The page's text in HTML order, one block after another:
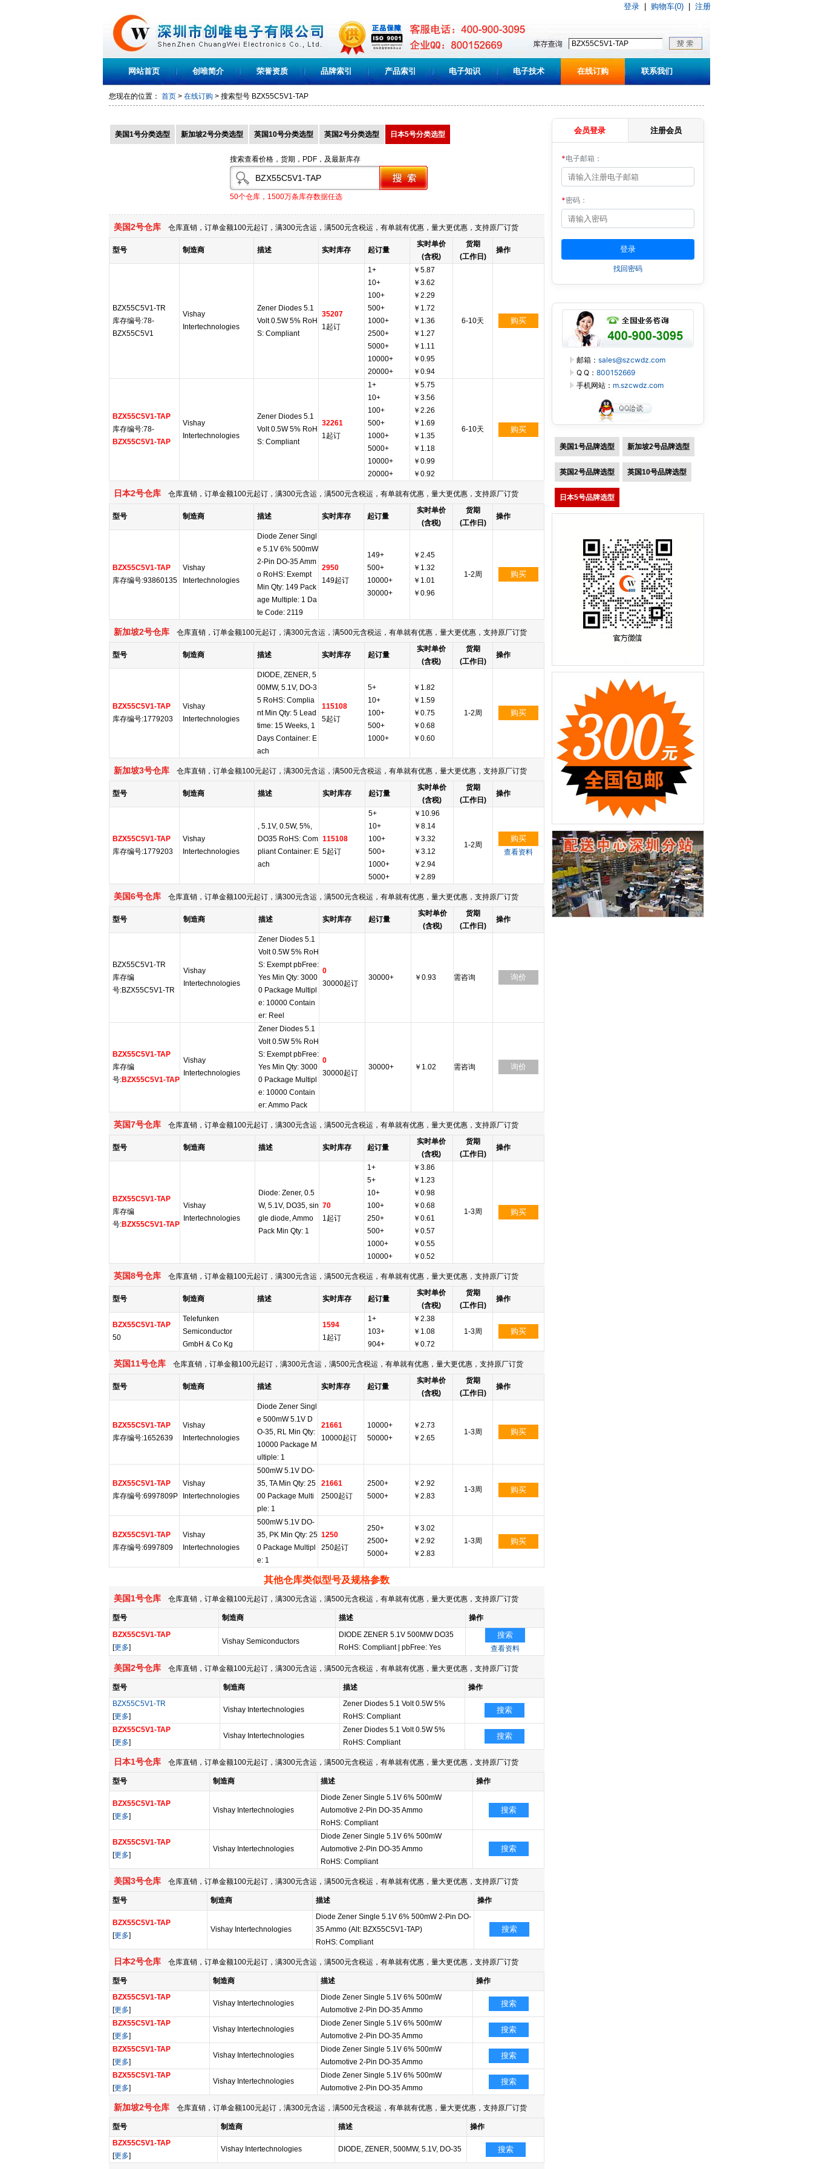
登录 购物车(0) 注册
网站首页 创唯简介 荣誉资质 品牌索引 产品索引 电子知识 电子技术 在线订购 联系我们
您现在的位置： 首页 > 在线订购 > 搜索型号 BZX55C5V1-TAP
美国1号分类选型 新加坡2号分类选型 英国10号分类选型 英国2号分类选型 日本5号分类选型
搜索查看价格，货期，PDF，及最新库存
50个仓库，1500万条库存数据任选
美国2号仓库 仓库直销，订单金额100元起订，满300元含运，满500元含税运，有单就有优惠，量大更优惠，支持原厂订货
型号 制造商 描述 实时库存 起订量
实时单价
(含税)
货期
(工作日)
操作
BZX55C5V1-TR
库存编号:78-
BZX55C5V1
Vishay
Intertechnologies
Zener Diodes 5.1
Volt 0.5W 5% RoH
S: Compliant
35207
1起订
1+
10+
100+
500+
1000+
2500+
5000+
10000+
20000+
￥5.87
￥3.62
￥2.29
￥1.72
￥1.36
￥1.27
￥1.11
￥0.95
￥0.94
6-10天 购买
BZX55C5V1-TAP
库存编号:78-
BZX55C5V1-TAP
Vishay
Intertechnologies
Zener Diodes 5.1
Volt 0.5W 5% RoH
S: Compliant
32261
1起订
1+
10+
100+
500+
1000+
5000+
10000+
20000+
￥5.75
￥3.56
￥2.26
￥1.69
￥1.35
￥1.18
￥0.99
￥0.92
6-10天 购买
日本2号仓库 仓库直销，订单金额100元起订，满300元含运，满500元含税运，有单就有优惠，量大更优惠，支持原厂订货
型号 制造商 描述 实时库存 起订量
实时单价
(含税)
货期
(工作日)
操作
BZX55C5V1-TAP
库存编号:93860135
Vishay
Intertechnologies
Diode Zener Singl
e 5.1V 6% 500mW
2-Pin DO-35 Amm
o RoHS: Exempt
Min Qty: 149 Pack
age Multiple: 1 Da
te Code: 2119
2950
149起订
149+
500+
10000+
30000+
￥2.45
￥1.32
￥1.01
￥0.96
1-2周 购买
新加坡2号仓库 仓库直销，订单金额100元起订，满300元含运，满500元含税运，有单就有优惠，量大更优惠，支持原厂订货
型号 制造商 描述 实时库存 起订量
实时单价
(含税)
货期
(工作日)
操作
BZX55C5V1-TAP
库存编号:1779203
Vishay
Intertechnologies
DIODE, ZENER, 5
00MW, 5.1V, DO-3
5 RoHS: Complia
nt Min Qty: 5 Lead
time: 15 Weeks, 1
Days Container: E
ach
115108
5起订
5+
10+
100+
500+
1000+
￥1.82
￥1.59
￥0.75
￥0.68
￥0.60
1-2周 购买
新加坡3号仓库 仓库直销，订单金额100元起订，满300元含运，满500元含税运，有单就有优惠，量大更优惠，支持原厂订货
型号 制造商 描述 实时库存 起订量
实时单价
(含税)
货期
(工作日)
操作
BZX55C5V1-TAP
库存编号:1779203
Vishay
Intertechnologies
, 5.1V, 0.5W, 5%,
DO35 RoHS: Com
pliant Container: E
ach
115108
5起订
5+
10+
100+
500+
1000+
5000+
￥10.96
￥8.14
￥3.32
￥3.12
￥2.94
￥2.89
1-2周
购买
查看资料
美国6号仓库 仓库直销，订单金额100元起订，满300元含运，满500元含税运，有单就有优惠，量大更优惠，支持原厂订货
型号 制造商 描述 实时库存 起订量
实时单价
(含税)
货期
(工作日)
操作
BZX55C5V1-TR
库存编
号:BZX55C5V1-TR
Vishay
Intertechnologies
Zener Diodes 5.1
Volt 0.5W 5% RoH
S: Exempt pbFree:
Yes Min Qty: 3000
0 Package Multipl
e: 10000 Contain
er: Reel
0
30000起订
30000+ ￥0.93 需咨询 询价
BZX55C5V1-TAP
库存编
号:BZX55C5V1-TAP
Vishay
Intertechnologies
Zener Diodes 5.1
Volt 0.5W 5% RoH
S: Exempt pbFree:
Yes Min Qty: 3000
0 Package Multipl
e: 10000 Contain
er: Ammo Pack
0
30000起订
30000+ ￥1.02 需咨询 询价
英国7号仓库 仓库直销，订单金额100元起订，满300元含运，满500元含税运，有单就有优惠，量大更优惠，支持原厂订货
型号 制造商 描述 实时库存 起订量
实时单价
(含税)
货期
(工作日)
操作
BZX55C5V1-TAP
库存编
号:BZX55C5V1-TAP
Vishay
Intertechnologies
Diode: Zener, 0.5
W, 5.1V, DO35, sin
gle diode, Ammo
Pack Min Qty: 1
70
1起订
1+
5+
10+
100+
250+
500+
1000+
10000+
￥3.86
￥1.23
￥0.98
￥0.68
￥0.61
￥0.57
￥0.55
￥0.52
1-3周 购买
英国8号仓库 仓库直销，订单金额100元起订，满300元含运，满500元含税运，有单就有优惠，量大更优惠，支持原厂订货
型号 制造商 描述 实时库存 起订量
实时单价
(含税)
货期
(工作日)
操作
BZX55C5V1-TAP
50
Telefunken
Semiconductor
GmbH & Co Kg
1594
1起订
1+
103+
904+
￥2.38
￥1.08
￥0.72
1-3周 购买
英国11号仓库 仓库直销，订单金额100元起订，满300元含运，满500元含税运，有单就有优惠，量大更优惠，支持原厂订货
型号 制造商 描述 实时库存 起订量
实时单价
(含税)
货期
(工作日)
操作
BZX55C5V1-TAP
库存编号:1652639
Vishay
Intertechnologies
Diode Zener Singl
e 500mW 5.1V D
O-35, RL Min Qty:
10000 Package M
ultiple: 1
21661
10000起订
10000+
50000+
￥2.73
￥2.65
1-3周 购买
BZX55C5V1-TAP
库存编号:6997809P
Vishay
Intertechnologies
500mW 5.1V DO-
35, TA Min Qty: 25
00 Package Multi
ple: 1
21661
2500起订
2500+
5000+
￥2.92
￥2.83
1-3周 购买
BZX55C5V1-TAP
库存编号:6997809
Vishay
Intertechnologies
500mW 5.1V DO-
35, PK Min Qty: 25
0 Package Multipl
e: 1
1250
250起订
250+
2500+
5000+
￥3.02
￥2.92
￥2.83
1-3周 购买
其他仓库类似型号及规格参数
美国1号仓库 仓库直销，订单金额100元起订，满300元含运，满500元含税运，有单就有优惠，量大更优惠，支持原厂订货
型号 制造商 描述
操作
BZX55C5V1-TAP
[更多]
Vishay Semiconductors
DIODE ZENER 5.1V 500MW DO35
RoHS: Compliant pbFree: Yes
搜索
查看资料
美国2号仓库 仓库直销，订单金额100元起订，满300元含运，满500元含税运，有单就有优惠，量大更优惠，支持原厂订货
型号 制造商 描述
操作
BZX55C5V1-TR
[更多]
Vishay Intertechnologies
Zener Diodes 5.1 Volt 0.5W 5%
RoHS: Compliant
搜索
BZX55C5V1-TAP
[更多]
Vishay Intertechnologies
Zener Diodes 5.1 Volt 0.5W 5%
RoHS: Compliant
搜索
日本1号仓库 仓库直销，订单金额100元起订，满300元含运，满500元含税运，有单就有优惠，量大更优惠，支持原厂订货
型号 制造商 描述 操作
BZX55C5V1-TAP
[更多]
Vishay Intertechnologies
Diode Zener Single 5.1V 6% 500mW
Automotive 2-Pin DO-35 Ammo
RoHS: Compliant
搜索
BZX55C5V1-TAP
[更多]
Vishay Intertechnologies
Diode Zener Single 5.1V 6% 500mW
Automotive 2-Pin DO-35 Ammo
RoHS: Compliant
搜索
美国3号仓库 仓库直销，订单金额100元起订，满300元含运，满500元含税运，有单就有优惠，量大更优惠，支持原厂订货
型号 制造商 描述 操作
BZX55C5V1-TAP
[更多]
Vishay Intertechnologies
Diode Zener Single 5.1V 6% 500mW 2-Pin DO-
35 Ammo (Alt: BZX55C5V1-TAP)
RoHS: Compliant
搜索
日本2号仓库 仓库直销，订单金额100元起订，满300元含运，满500元含税运，有单就有优惠，量大更优惠，支持原厂订货
型号 制造商 描述
操作
BZX55C5V1-TAP
[更多]
Vishay Intertechnologies
Diode Zener Single 5.1V 6% 500mW
Automotive 2-Pin DO-35 Ammo
搜索
BZX55C5V1-TAP
[更多]
Vishay Intertechnologies
Diode Zener Single 5.1V 6% 500mW
Automotive 2-Pin DO-35 Ammo
搜索
BZX55C5V1-TAP
[更多]
Vishay Intertechnologies
Diode Zener Single 5.1V 6% 500mW
Automotive 2-Pin DO-35 Ammo
搜索
BZX55C5V1-TAP
[更多]
Vishay Intertechnologies
Diode Zener Single 5.1V 6% 500mW
Automotive 2-Pin DO-35 Ammo
搜索
新加坡2号仓库 仓库直销，订单金额100元起订，满300元含运，满500元含税运，有单就有优惠，量大更优惠，支持原厂订货
型号 制造商 描述
操作
BZX55C5V1-TAP
[更多]
Vishay Intertechnologies DIODE, ZENER, 500MW, 5.1V, DO-35 搜索
会员登录 注册会员
*电子邮箱：
*密码：
找回密码
邮箱： sales@szcwdz.com
Q Q： 800152669
手机网站： m.szcwdz.com
美国1号品牌选型 新加坡2号品牌选型
英国2号品牌选型 英国10号品牌选型
日本5号品牌选型